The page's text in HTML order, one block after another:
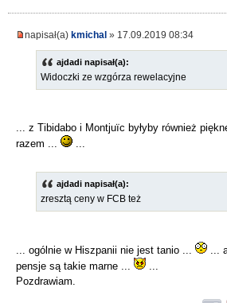
napisał(a) kmichal » 17.09.2019 08:34
ajdadi napisał(a):
Widoczki ze wzgórza rewelacyjne
... z Tibidabo i Montjuïc byłyby również
razem ...
...
ajdadi napisał(a):
zresztą ceny w FCB też
... ogólnie w Hiszpanii nie jest tanio ...
...
pensje są takie marne ...
Pozdrawiam.